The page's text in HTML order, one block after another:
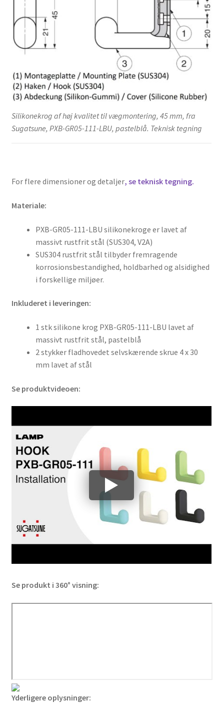
Silikonekrog af høj kvalitet til vægmontering, 45 mm, fra
Sugatsune, PXB-GR05-111-LBU, pastelblå. Teknisk tegning
For flere dimensioner og detaljer, se teknisk tegning.
Materiale:
PXB-GR05-111-LBU silikonekroge er lavet af
massivt rustfrit stål (SUS304, V2A)
SUS304 rustfrit stål tilbyder fremragende
korrosionsbestandighed, holdbarhed og alsidighed
i forskellige miljøer.
Inkluderet i leveringen:
1 stk silikone krog PXB-GR05-111-LBU lavet af
massivt rustfrit stål, pastelblå
2 stykker fladhovedet selvskærende skrue 4 x 30
mm lavet af stål
Se produktvideoen:
Se produkt i 360° visning:
Yderligere oplysninger: